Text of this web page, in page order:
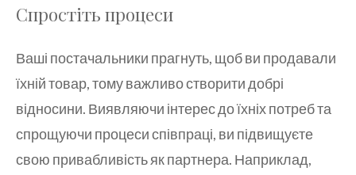
Спростіть процеси
Ваші постачальники прагнуть, щоб ви продавали
їхній товар, тому важливо створити добрі
відносини. Виявляючи інтерес до їхніх потреб та
спрощуючи процеси співпраці, ви підвищуєте
свою привабливість як партнера. Наприклад,